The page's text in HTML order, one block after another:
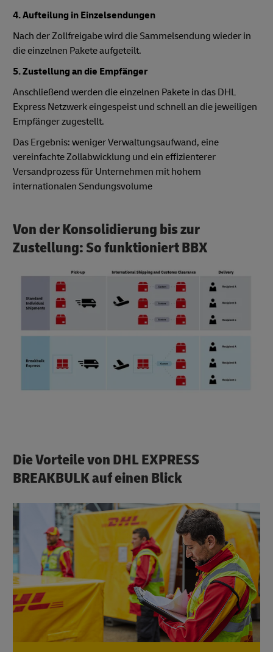
4. Aufteilung in Einzelsendungen
Nach der Zollfreigabe wird die Sammelsendung wieder in
die einzelnen Pakete aufgeteilt.
5. Zustellung an die Empfänger
Anschließend werden die einzelnen Pakete in das DHL
Express Netzwerk eingespeist und schnell an die jeweiligen
Empfänger zugestellt.
Das Ergebnis: weniger Verwaltungsaufwand, eine
vereinfachte Zollabwicklung und ein effizienterer
Versandprozess für Unternehmen mit hohem
internationalen Sendungsvolume
Von der Konsolidierung bis zur
Zustellung: So funktioniert BBX
Die Vorteile von DHL EXPRESS
BREAKBULK auf einen Blick